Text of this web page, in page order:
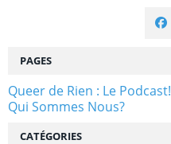
PAGES
Queer de Rien : Le Podcast!
Qui Sommes Nous?
CATÉGORIES